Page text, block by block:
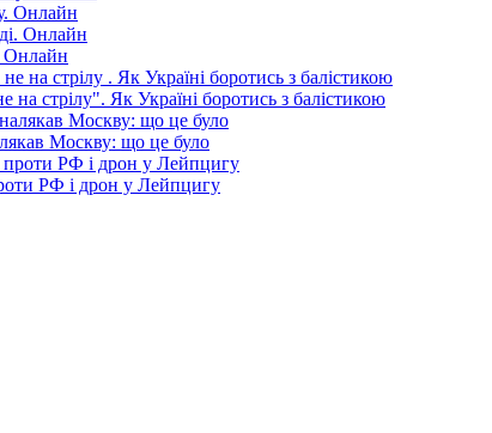
Онлайн
Онлайн
стрілу". Як Україні боротись з балістикою
Москву: що це було
РФ і дрон у Лейпцигу